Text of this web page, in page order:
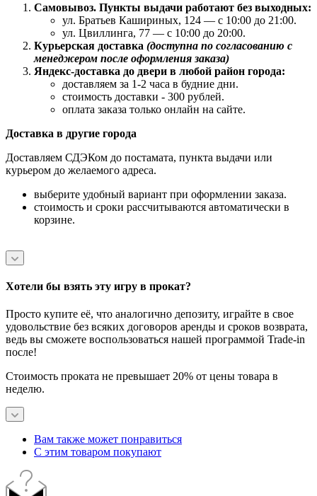
Самовывоз. Пункты выдачи работают без выходных:
ул. Братьев Кашириных, 124 — с 10:00 до 21:00.
ул. Цвиллинга, 77 — с 10:00 до 20:00.
Курьерская доставка (доступна по согласованию с
менеджером после оформления заказа)
Яндекс-доставка до двери в любой район города:
доставляем за 1-2 часа в будние дни.
стоимость доставки - 300 рублей.
оплата заказа только онлайн на сайте.
Доставка в другие города
Доставляем СДЭКом до постамата, пункта выдачи или
курьером до желаемого адреса.
выберите удобный вариант при оформлении заказа.
стоимость и сроки рассчитываются автоматически в
корзине.
Хотели бы взять эту игру в прокат?
Просто купите её, что аналогично депозиту, играйте в свое
удовольствие без всяких договоров аренды и сроков возврата,
ведь вы сможете воспользоваться нашей программой Trade-in
после!
Стоимость проката не превышает 20% от цены товара в
неделю.
Вам также может понравиться
С этим товаром покупают